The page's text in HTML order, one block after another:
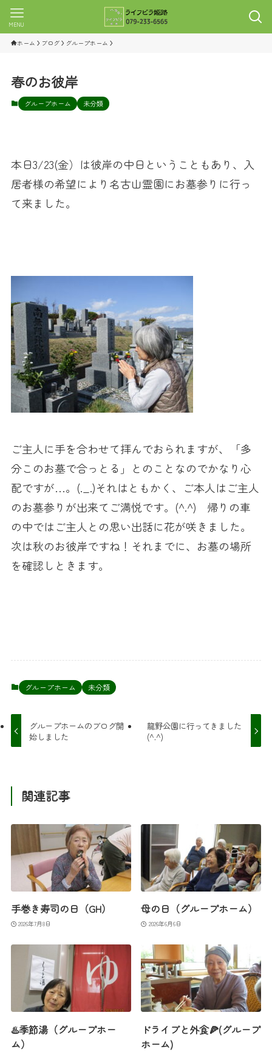
MENU
ホーム ブログ グループホーム
春のお彼岸
グループホーム 未分類
本日3/23(金）は彼岸の中日ということもあり、入
居者様の希望により名古山霊園にお墓参りに行っ
て来ました。
ご主人に手を合わせて拝んでおられますが、「多
分このお墓で合っとる」とのことなのでかなり心
配ですが…。(._.)それはともかく、ご本人はご主人
のお墓参りが出来てご満悦です。(^.^) 帰りの車
の中ではご主人との思い出話に花が咲きました。
次は秋のお彼岸ですね！それまでに、お墓の場所
を確認しときます。
グループホーム 未分類
グループホームのブログ開
始しました
龍野公園に行ってきました
(^.^)
関連記事
手巻き寿司の日（GH）
2026年7月8日
母の日（グループホーム）
2026年6月6日
♨️季節湯（グループホー
ム）
ドライブと外食🍕(グループ
ホーム)